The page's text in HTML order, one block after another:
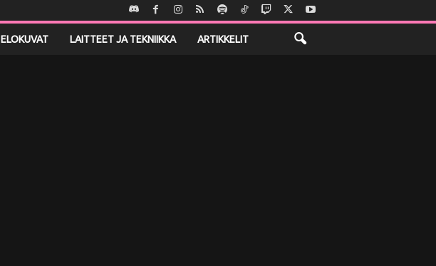
ELOKUVAT LAITTEET JA TEKNIIKKA ARTIKKELIT